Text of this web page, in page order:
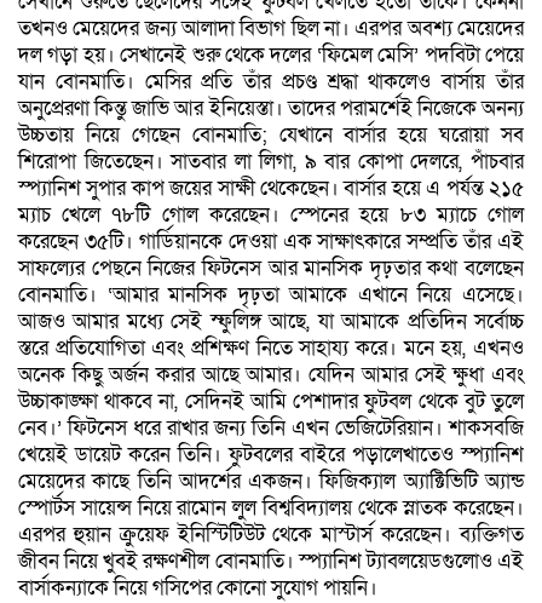
তখনও মেয়েদের জন্য আলাদা বিভাগ ছিল না। এরপর অবশ্য মেয়েদের
দল গড়া হয়। সেখানেই শুরু থেকে দলের ‘ফিমেল মেসি’ পদবিটা পেয়ে
যান বোনমাতি। মেসির প্রতি তাঁর প্রচণ্ড শ্রদ্ধা থাকলেও বার্সায় তাঁর
অনুপ্রেরণা কিন্তু জাভি আর ইনিয়েস্তা। তাদের পরামর্শেই নিজেকে অনন্য
উচ্চতায় নিয়ে গেছেন বোনমাতি; যেখানে বার্সার হয়ে ঘরোয়া সব
শিরোপা জিতেছেন। সাতবার লা লিগা, ৯ বার কোপা দেলরে, পাঁচবার
স্প্যানিশ সুপার কাপ জয়ের সাক্ষী থেকেছেন। বার্সার হয়ে এ পর্যন্ত ২১৫
ম্যাচ খেলে ৭৮টি গোল করেছেন। স্পেনের হয়ে ৮৩ ম্যাচে গোল
করেছেন ৩৫টি। গার্ডিয়ানকে দেওয়া এক সাক্ষাৎকারে সম্প্রতি তাঁর এই
সাফল্যের পেছনে নিজের ফিটনেস আর মানসিক দৃঢ়তার কথা বলেছেন
বোনমাতি। ‘আমার মানসিক দৃঢ়তা আমাকে এখানে নিয়ে এসেছে।
আজও আমার মধ্যে সেই স্ফুলিঙ্গ আছে, যা আমাকে প্রতিদিন সর্বোচ্চ
স্তরে প্রতিযোগিতা এবং প্রশিক্ষণ নিতে সাহায্য করে। মনে হয়, এখনও
অনেক কিছু অর্জন করার আছে আমার। যেদিন আমার সেই ক্ষুধা এবং
উচ্চাকাঙ্ক্ষা থাকবে না, সেদিনই আমি পেশাদার ফুটবল থেকে বুট তুলে
নেব।’ ফিটনেস ধরে রাখার জন্য তিনি এখন ভেজিটেরিয়ান। শাকসবজি
খেয়েই ডায়েট করেন তিনি। ফুটবলের বাইরে পড়ালেখাতেও স্প্যানিশ
মেয়েদের কাছে তিনি আদর্শের একজন। ফিজিক্যাল অ্যাক্টিভিটি অ্যান্ড
স্পোর্টস সায়েন্স নিয়ে রামোন লুল বিশ্ববিদ্যালয় থেকে স্নাতক করেছেন।
এরপর হুয়ান ক্রুয়েফ ইনিস্টিটিউট থেকে মাস্টার্স করেছেন। ব্যক্তিগত
জীবন নিয়ে খুবই রক্ষণশীল বোনমাতি। স্প্যানিশ ট্যাবলয়েডগুলোও এই
বার্সাকন্যাকে নিয়ে গসিপের কোনো সুযোগ পায়নি।